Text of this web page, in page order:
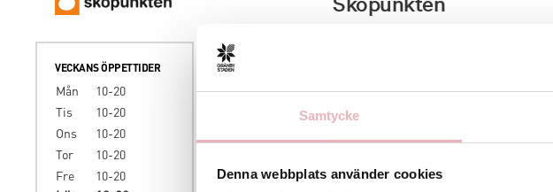
Samtycke
Denna webbplats använder cookies
VECKANS ÖPPETTIDER
Mån
10-20
Tis
10-20
Ons
10-20
Tor
10-20
Fre
10-20
köpet” samt ”Köp 2 par – 50% på
Mixa som du vill från dam, herr
Du hittar butiken på plan 1 i